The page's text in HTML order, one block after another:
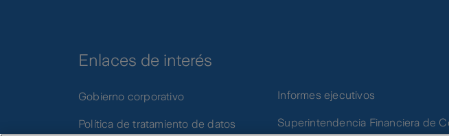
Enlaces de interés
Gobierno corporativo
Política de tratamiento de datos
Informes ejecutivos
Superintendencia Financiera de